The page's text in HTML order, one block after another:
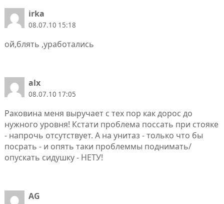
irka
08.07.10 15:18
ой,блять ,уработались
alx
08.07.10 17:05
Раковина меня выручает с тех пор как дорос до
нужного уровня! Кстати проблема поссать при стояке
- напрочь отсутствует. А на унитаз - только что бы
посрать - и опять таки проблеммы поднимать/
опускать сидушку - НЕТУ!
AG